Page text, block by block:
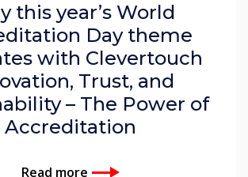
this year’s World
Day theme
with Clevertouch
Trust, and
– The Power of
Accreditation
Read more